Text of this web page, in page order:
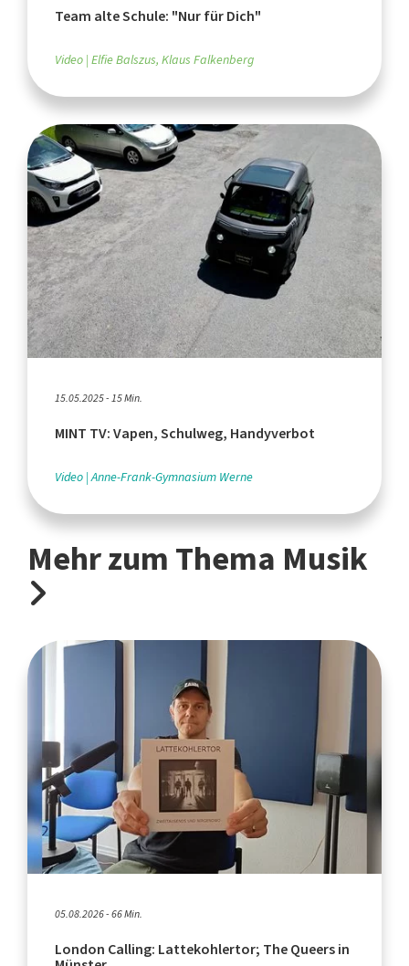
Team alte Schule: "Nur für Dich"
Video Elfie Balszus, Klaus Falkenberg
15.05.2025 - 15 Min.
MINT TV: Vapen, Schulweg, Handyverbot
Video Anne-Frank-Gymnasium Werne
Mehr zum Thema Musik
05.08.2026 - 66 Min.
London Calling: Lattekohlertor; The Queers in